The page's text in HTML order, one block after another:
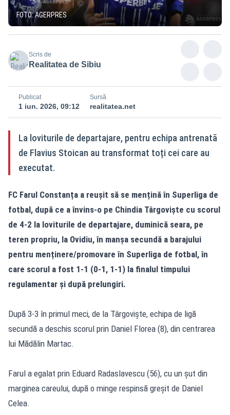
FOTO: AGERPRES
Scris de
Realitatea de Sibiu
Publicat
1 iun. 2026, 09:12
Sursă
realitatea.net
La loviturile de departajare, pentru echipa antrenată
de Flavius Stoican au transformat toți cei care au
executat.
FC Farul Constanța a reușit să se mențină în Superliga de
fotbal, după ce a învins-o pe Chindia Târgoviște cu scorul
de 4-2 la loviturile de departajare, duminică seara, pe
teren propriu, la Ovidiu, în manșa secundă a barajului
pentru menținere/promovare în Superliga de fotbal, în
care scorul a fost 1-1 (0-1, 1-1) la finalul timpului
regulamentar și după prelungiri.
După 3-3 în primul meci, de la Târgoviște, echipa de ligă
secundă a deschis scorul prin Daniel Florea (8), din centrarea
lui Mădălin Martac.
Farul a egalat prin Eduard Radaslavescu (56), cu un șut din
marginea careului, după o minge respinsă greșit de Daniel
Celea.